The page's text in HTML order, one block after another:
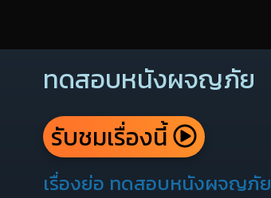
ทดสอบหนังผจญภัย
รับชมเรื่องนี้
เรื่องย่อ ทดสอบหนังผจญภัย